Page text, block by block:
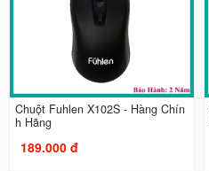
Chuột Fuhlen X102S - Hàng Chín
h Hãng
189.000 đ